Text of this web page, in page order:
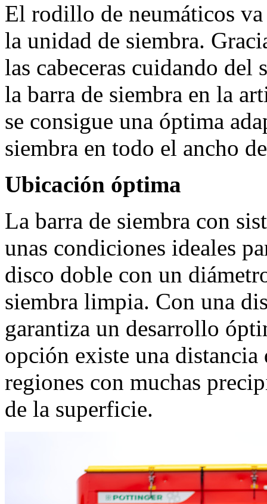
El rodillo de neumáticos
la unidad de siembra.
las cabeceras cuidando del
la barra de siembra en la
se consigue una óptima
siembra en todo el ancho
Ubicación óptima
La barra de siembra con
unas condiciones ideales
disco doble con un
siembra limpia. Con una
garantiza un desarrollo
opción existe una
regiones con muchas
de la superficie.